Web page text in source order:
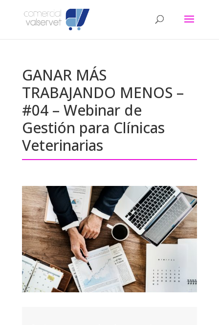
GANAR MÁS
TRABAJANDO MENOS –
#04 – Webinar de
Gestión para Clínicas
Veterinarias